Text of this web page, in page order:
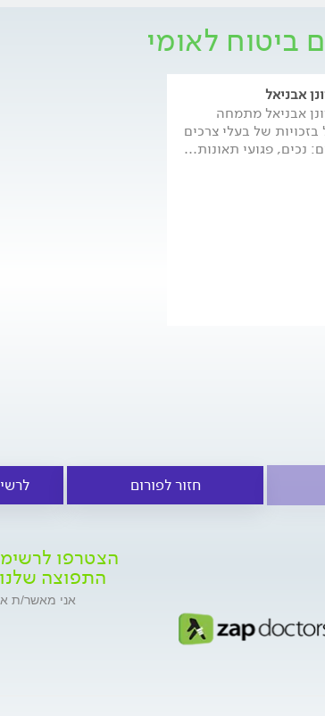
ביטוח לאומי
אבניאל
אבניאל מתמחה
בזכויות של בעלי צרכים
נכים, פגועי תאונות...
חזור לפורום
הצטרפו
התפוצה שלנו
אני מאשר/ת